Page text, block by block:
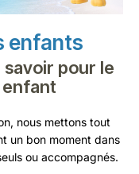
enfants
pour le
nous mettons tout
un bon moment dans
ou accompagnés.